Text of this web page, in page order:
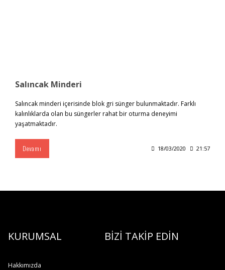
Salıncak Minderi
Salıncak minderi içerisinde blok gri sünger bulunmaktadır. Farklı
kalınlıklarda olan bu süngerler rahat bir oturma deneyimi
yaşatmaktadır.
Devamı 18/03/2020 21:57
KURUMSAL BİZİ TAKİP EDİN
Hakkımızda